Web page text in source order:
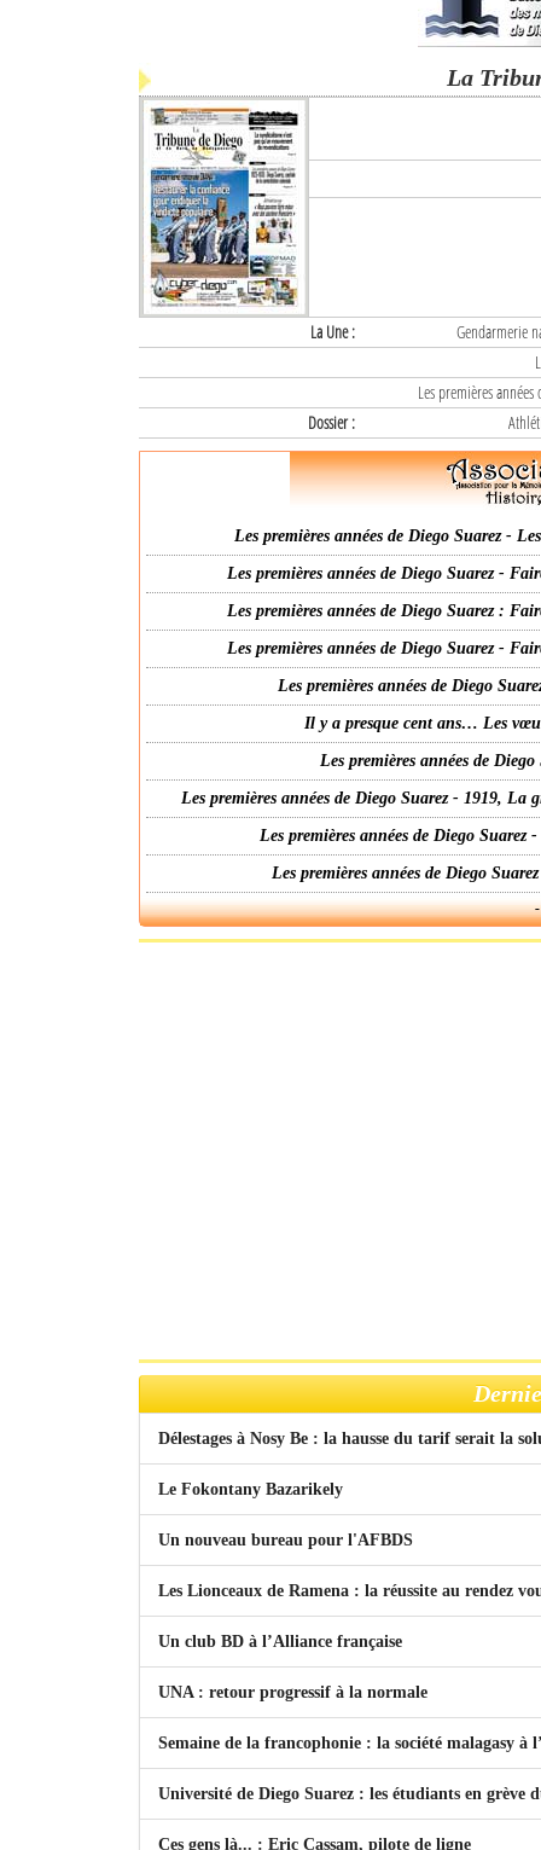
La
La Une :
Gendarmerie
Les premières
Dossier :
Les premières années de Diego Suarez -
Les premières années de Diego Suarez -
Les premières années de Diego Suarez :
Les premières années de Diego Suarez -
Les premières années de Diego
Il y a presque cent ans… Les
Les premières années de
Les premières années de Diego Suarez - 1919,
Les premières années de Diego
Les premières années de Diego
Délestages à Nosy Be : la hausse du tarif serait la
Le Fokontany Bazarikely
Un nouveau bureau pour l'AFBDS
Les Lionceaux de Ramena : la réussite au rendez
Un club BD à l’Alliance française
UNA : retour progressif à la normale
Semaine de la francophonie : la société malagasy à
Université de Diego Suarez : les étudiants en grève
Ces gens là... : Eric Cassam, pilote de ligne